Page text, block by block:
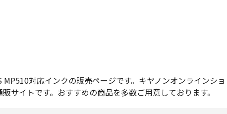
MP510対応インクの販売ページです。キヤノンオンラインシ
販サイトです。おすすめの商品を多数ご用意しております。